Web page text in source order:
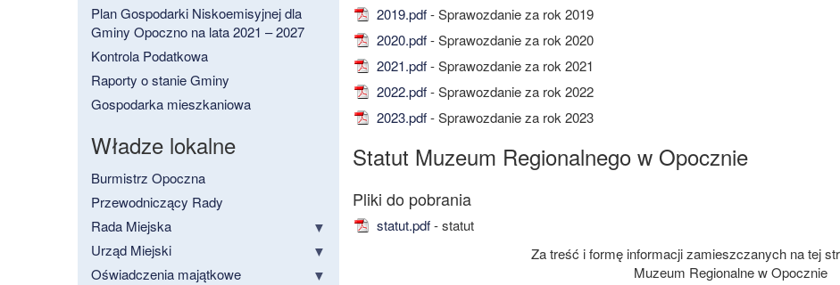
Plan Gospodarki Niskoemisyjnej dla
Gminy Opoczno na lata 2021 – 2027
Kontrola Podatkowa
Raporty o stanie Gminy
Gospodarka mieszkaniowa
Władze lokalne
Burmistrz Opoczna
Przewodniczący Rady
Rada Miejska
Urząd Miejski
Oświadczenia majątkowe
2019.pdf - Sprawozdanie za rok 2019
2020.pdf - Sprawozdanie za rok 2020
2021.pdf - Sprawozdanie za rok 2021
2022.pdf - Sprawozdanie za rok 2022
2023.pdf - Sprawozdanie za rok 2023
Statut Muzeum Regionalnego w Opocznie
statut.pdf - statut
Za treść i formę informacji zamieszczanych na tej
Muzeum Regionalne w Opocznie